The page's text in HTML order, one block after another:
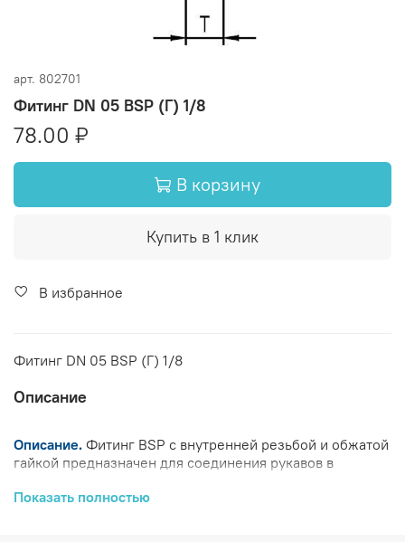
арт. 802701
Фитинг DN 05 BSP (Г) 1/8
78.00 ₽
В корзину
Купить в 1 клик
В избранное
Фитинг DN 05 BSP (Г) 1/8
Описание
Описание. Фитинг BSP с внутренней резьбой и обжатой
гайкой предназначен для соединения рукавов в
Изготовлен из коррозионностойких материалов.
Показать полностью